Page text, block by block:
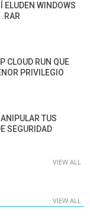
ELUDEN WINDOWS
CLOUD RUN QUE
PRIVILEGIO
TUS
SEGURIDAD
VIEW ALL
VIEW ALL